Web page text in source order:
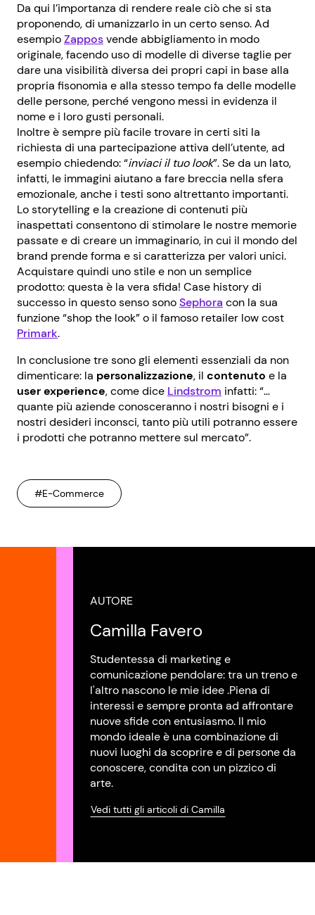
Da qui l’importanza di rendere reale ciò che si sta
proponendo, di umanizzarlo in un certo senso. Ad
esempioZapposvende abbigliamento in modo
originale, facendo uso di modelle di diverse taglie per
dare una visibilità diversa dei propri capi in base alla
propria fisonomia e alla stesso tempo fa delle modelle
delle persone, perché vengono messi in evidenza il
nome e i loro gusti personali.
Inoltre è sempre più facile trovare in certi siti la
richiesta di una partecipazione attiva dell’utente, ad
esempio chiedendo: “inviaci il tuo look”. Se da un lato,
infatti, le immagini aiutano a fare breccia nella sfera
emozionale, anche i testi sono altrettanto importanti.
Lo storytelling e la creazione di contenuti più
inaspettati consentono di stimolare le nostre memorie
passate e di creare un immaginario, in cui il mondo del
brand prende forma e si caratterizza per valori unici.
Acquistare quindi uno stile e non un semplice
prodotto: questa è la vera sfida! Case history di
successo in questo senso sonoSephora con la sua
funzione “shop the look” o il famoso retailer low cost
Primark.
In conclusione tre sono gli elementi essenziali da non
dimenticare: la personalizzazione, il contenuto e la
user experience, come dice Lindstrom infatti: “…
quante più aziende conosceranno i nostri bisogni e i
nostri desideri inconsci, tanto più utili potranno essere
i prodotti che potranno mettere sul mercato”.
#E-Commerce
AUTORE
Camilla Favero
Studentessa di marketing e
comunicazione pendolare: tra un treno e
l'altro nascono le mie idee .Piena di
interessi e sempre pronta ad affrontare
nuove sfide con entusiasmo. Il mio
mondo ideale è una combinazione di
nuovi luoghi da scoprire e di persone da
conoscere, condita con un pizzico di
arte.
Vedi tutti gli articoli di Camilla